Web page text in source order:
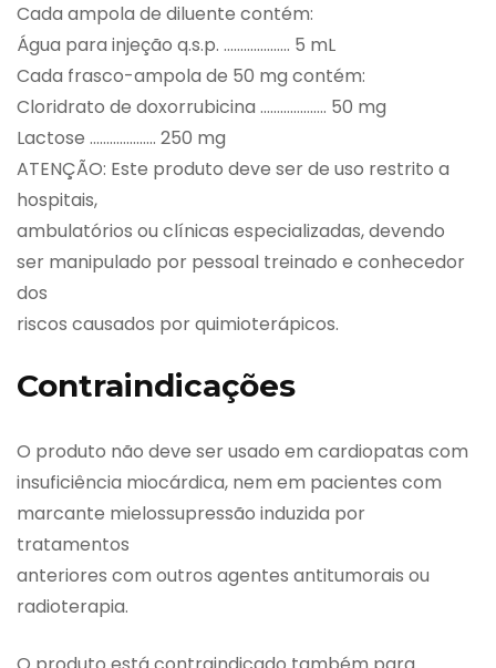
Cada ampola de diluente contém:
Água para injeção q.s.p. ……………….. 5 mL
Cada frasco-ampola de 50 mg contém:
Cloridrato de doxorrubicina ……………….. 50 mg
Lactose ……………….. 250 mg
ATENÇÃO: Este produto deve ser de uso restrito a
hospitais,
ambulatórios ou clínicas especializadas, devendo
ser manipulado por pessoal treinado e conhecedor
dos
riscos causados por quimioterápicos.
Contraindicações
O produto não deve ser usado em cardiopatas com
insuficiência miocárdica, nem em pacientes com
marcante mielossupressão induzida por
tratamentos
anteriores com outros agentes antitumorais ou
radioterapia.